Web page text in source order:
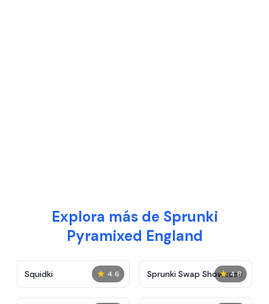
Explora más de Sprunki
Pyramixed England
★ 4.6
Squidki ★ 4.8
Sprunki Swap Showcase